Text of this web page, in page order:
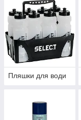
Пляшки для води